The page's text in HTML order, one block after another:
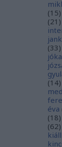
(15)
(21 )
(33)
(14)
éva
(18)
(62)